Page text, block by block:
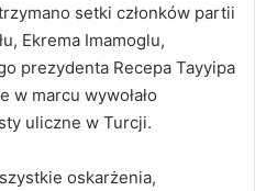
setki członków partii
Ekrema Imamoglu,
prezydenta Recepa Tayyipa
w marcu wywołało
uliczne w Turcji.
oskarżenia,